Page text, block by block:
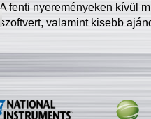
A fenti nyereményeken kívül
szoftvert, valamint kisebb